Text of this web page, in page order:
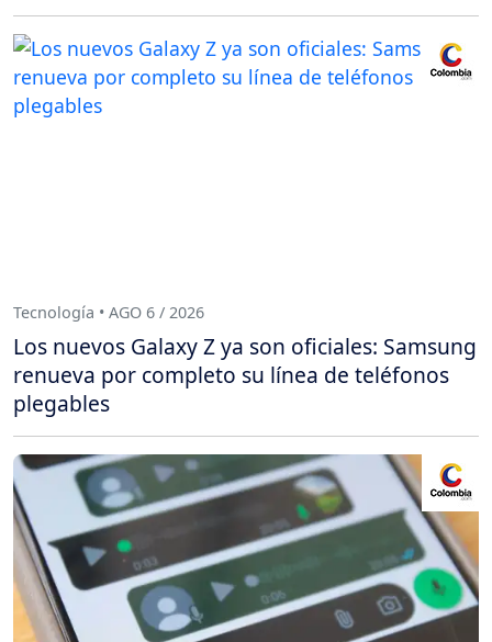
Tecnología • AGO 6 / 2026
Los nuevos Galaxy Z ya son oficiales: Samsung
renueva por completo su línea de teléfonos
plegables